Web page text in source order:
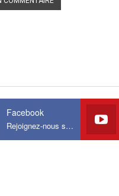
Facebook
Rejoignez-nous sur Facebook